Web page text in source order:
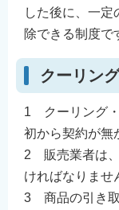
した後に、一
除できる制度で
クーリン
1 クーリング・
初から契約が無
2 販売業者は、
ければなりませ
3 商品の引き取